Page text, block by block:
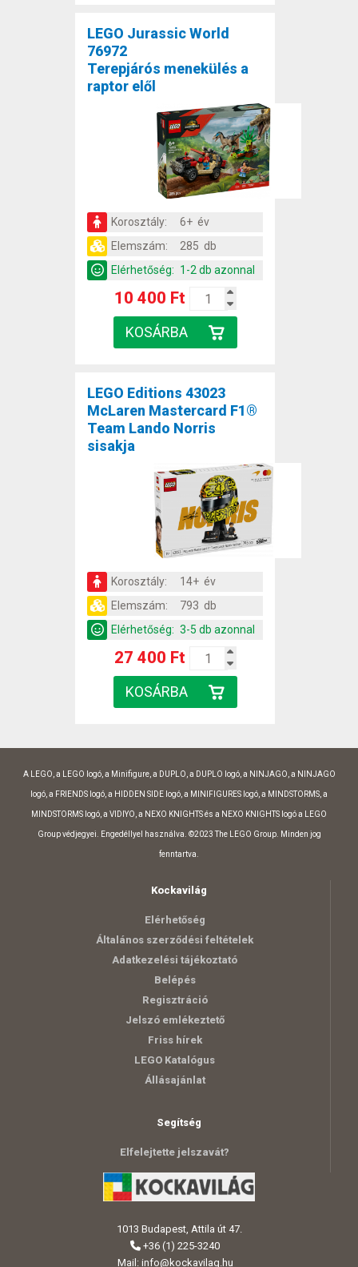
LEGO Jurassic World
76972
Terepjárós menekülés a
raptor elől
Korosztály:
6+ év
Elemszám:
285 db
Elérhetőség: 1-2 db azonnal
10 400 Ft
LEGO Editions 43023
McLaren Mastercard F1®
Team Lando Norris
sisakja
Korosztály:
14+ év
Elemszám:
793 db
Elérhetőség: 3-5 db azonnal
27 400 Ft
A LEGO, a LEGO logó, a Minifigure, a DUPLO, a DUPLO logó, a NINJAGO, a NINJAGO
logó, a FRIENDS logó, a HIDDEN SIDE logó, a MINIFIGURES logó, a MINDSTORMS, a
MINDSTORMS logó, a VIDIYO, a NEXO KNIGHTS és a NEXO KNIGHTS logó a LEGO
Group védjegyei. Engedéllyel használva. ©2023 The LEGO Group. Minden jog
fenntartva.
Kockavilág
Elérhetőség
Általános szerződési feltételek
Adatkezelési tájékoztató
Belépés
Regisztráció
Jelszó emlékeztető
Friss hírek
LEGO Katalógus
Állásajánlat
Segítség
Elfelejtette jelszavát?
1013 Budapest, Attila út 47.
+36 (1) 225-3240
Mail: info@kockavilag.hu